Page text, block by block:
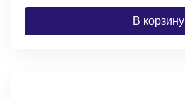
В корзину